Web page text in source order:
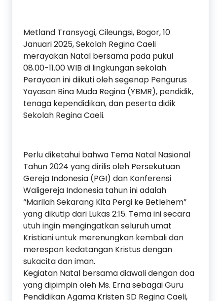
Metland Transyogi, Cileungsi, Bogor, 10
Januari 2025, Sekolah Regina Caeli
merayakan Natal bersama pada pukul
08.00-11.00 WIB di lingkungan sekolah.
Perayaan ini diikuti oleh segenap Pengurus
Yayasan Bina Muda Regina (YBMR), pendidik,
tenaga kependidikan, dan peserta didik
Sekolah Regina Caeli.
Perlu diketahui bahwa Tema Natal Nasional
Tahun 2024 yang dirilis oleh Persekutuan
Gereja Indonesia (PGI) dan Konferensi
Waligereja Indonesia tahun ini adalah
“Marilah Sekarang Kita Pergi ke Betlehem”
yang dikutip dari Lukas 2:15. Tema ini secara
utuh ingin mengingatkan seluruh umat
Kristiani untuk merenungkan kembali dan
merespon kedatangan Kristus dengan
sukacita dan iman.
Kegiatan Natal bersama diawali dengan doa
yang dipimpin oleh Ms. Erna sebagai Guru
Pendidikan Agama Kristen SD Regina Caeli,